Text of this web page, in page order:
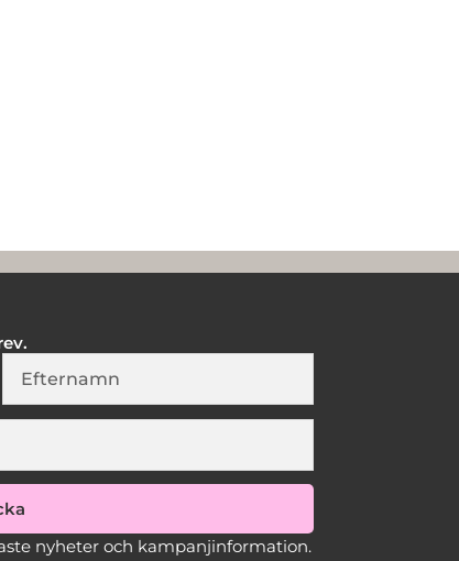
nyheter och kampanjinformation.